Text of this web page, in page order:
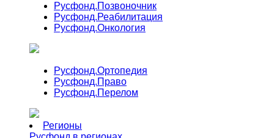
Русфонд.Позвоночник
Русфонд.Реабилитация
Русфонд.Онкология
Русфонд.Ортопедия
Русфонд.Право
Русфонд.Перелом
Регионы